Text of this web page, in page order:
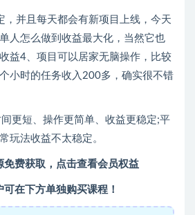
，并且每天都会有新项目上线，今天
人怎么做到收益最大化，当然它也
益4、项目可以居家无脑操作，比较
小时的任务收入200多，确实很不错
更短、操作更简单、收益更稳定;平
玩法收益不太稳定。
免费获取，点击查看会员权益
可在下方单独购买课程！